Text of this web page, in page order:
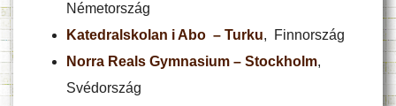
Németország
Katedralskolan i Abo – Turku, Finnország
Norra Reals Gymnasium – Stockholm,
Svédország